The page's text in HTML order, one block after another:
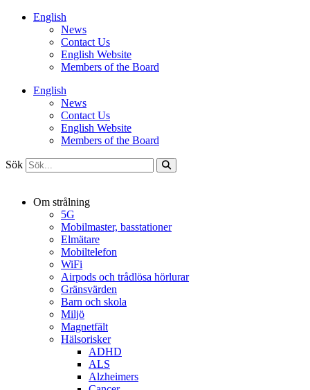
HoppaEnglish
News
Contact Us
English Website
Members of the Board
English
News
Contact Us
English Website
Members of the Board
Sök
Om strålning
5G
Mobilmaster, basstationer
Elmätare
Mobiltelefon
WiFi
Airpods och trådlösa hörlurar
Gränsvärden
Barn och skola
Miljö
Magnetfält
Hälsorisker
ADHD
ALS
Alzheimers